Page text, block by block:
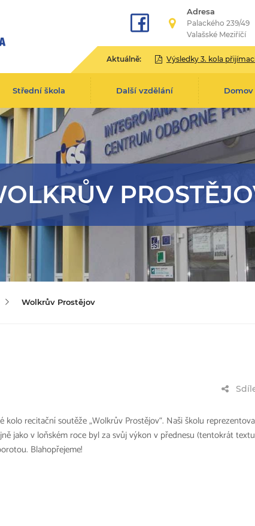
Adresa
Palackého 239/49
Valašské Meziříčí
Aktuálně: Výsledky 3. kola přijímacího řízení pro školní rok
Střední škola Další vzdělání
Wolkrův Prostějov
recitační soutěže „Wolkrův Prostějov“. Naši školu
jako v loňském roce byl za svůj výkon v přednesu (tentokrát textu
Blahopřejeme!